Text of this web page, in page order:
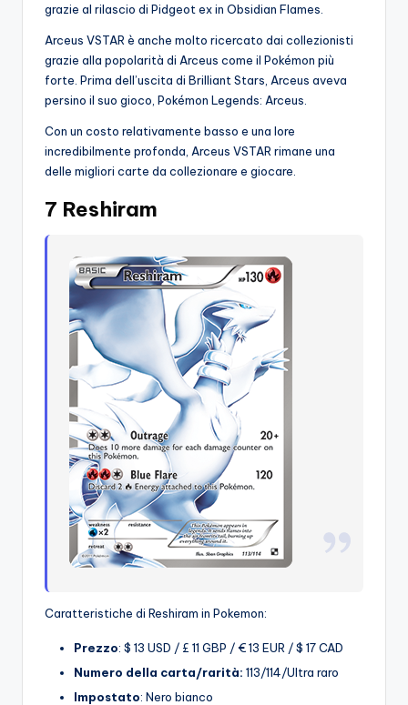
grazie al rilascio di Pidgeot ex in Obsidian Flames.
Arceus VSTAR è anche molto ricercato dai collezionisti
grazie alla popolarità di Arceus come il Pokémon più
forte. Prima dell’uscita di Brilliant Stars, Arceus aveva
persino il suo gioco, Pokémon Legends: Arceus.
Con un costo relativamente basso e una lore
incredibilmente profonda, Arceus VSTAR rimane una
delle migliori carte da collezionare e giocare.
7 Reshiram
Caratteristiche di Reshiram in Pokemon:
Prezzo: $ 13 USD / £ 11 GBP / € 13 EUR / $ 17 CAD
Numero della carta/rarità: 113/114/Ultra raro
Impostato: Nero bianco